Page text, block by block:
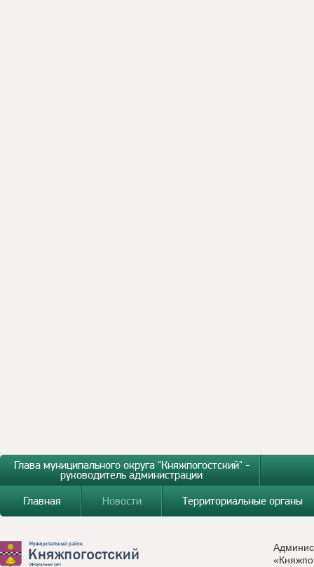
Глава муниципального округа "Княжпогостский" -
руководитель администрации
Главная
Новости Территориальные органы